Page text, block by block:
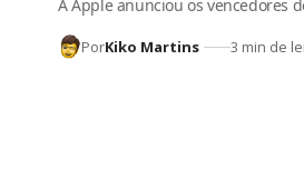
A Apple anunciou os vencedores
PorKiko Martins 3 min de